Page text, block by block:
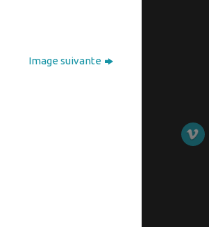
Image suivante